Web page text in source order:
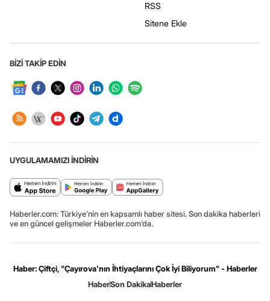
RSS
Sitene Ekle
BİZİ TAKİP EDİN
UYGULAMAMIZI İNDİRİN
Haberler.com: Türkiye’nin en kapsamlı haber sitesi. Son dakika haberleri
ve en güncel gelişmeler Haberler.com’da.
Haber: Çiftçi, "Çayırova'nın İhtiyaçlarını Çok İyi Biliyorum" - Haberler
HaberSon DakikaHaberler